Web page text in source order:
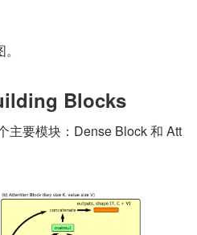
Blocks
主要模块：Dense Block 和 Att